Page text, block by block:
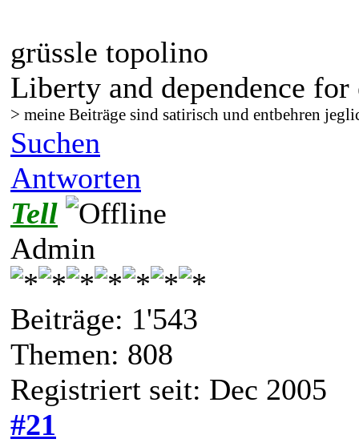
grüssle topolino
Liberty and dependence for
> meine Beiträge sind satirisch und entbehren
Suchen
Antworten
Tell
Admin
Beiträge: 1'543
Themen: 808
Registriert seit: Dec 2005
#21